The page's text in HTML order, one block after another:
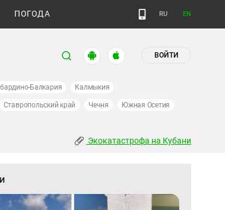
ПОГОДА RU EN
ВОЙТИ
Балкария Калмыкия
Ставропольский край Чечня Южная Осетия
Экокатастрофа на Кубани